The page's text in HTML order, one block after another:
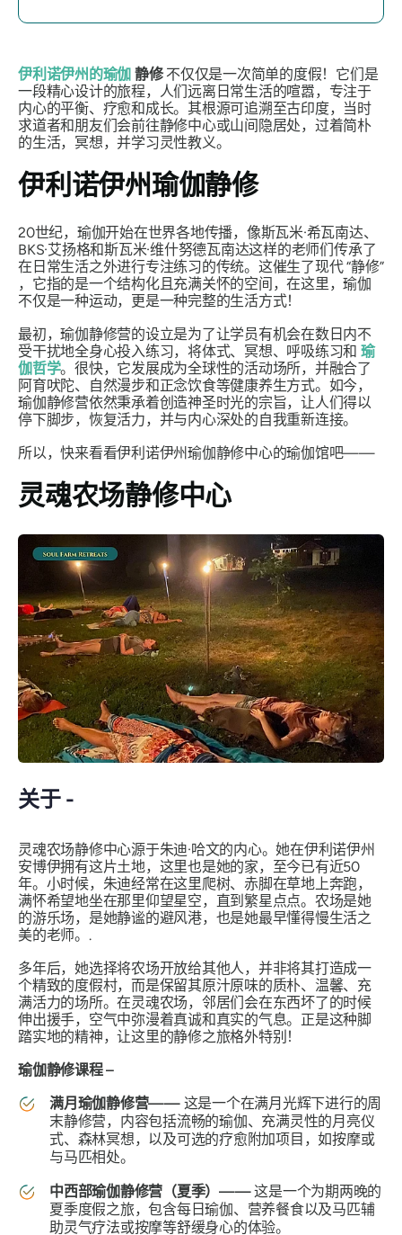
伊利诺伊州的瑜伽 静修不仅仅是一次简单的度假！它们是
一段精心设计的旅程，人们远离日常生活的喧嚣，专注于
内心的平衡、疗愈和成长。其根源可追溯至古印度，当时
求道者和朋友们会前往静修中心或山间隐居处，过着简朴
的生活，冥想，并学习灵性教义。
伊利诺伊州瑜伽静修
20世纪，瑜伽开始在世界各地传播，像斯瓦米·希瓦南达、
BKS·艾扬格和斯瓦米·维什努德瓦南达这样的老师们传承了
在日常生活之外进行专注练习的传统。这催生了现代“静修”
，它指的是一个结构化且充满关怀的空间，在这里，瑜伽
不仅是一种运动，更是一种完整的生活方式！
最初，瑜伽静修营的设立是为了让学员有机会在数日内不
受干扰地全身心投入练习，将体式、冥想、呼吸练习和瑜
伽哲学。很快，它发展成为全球性的活动场所，并融合了
阿育吠陀、自然漫步和正念饮食等健康养生方式。如今，
瑜伽静修营依然秉承着创造神圣时光的宗旨，让人们得以
停下脚步，恢复活力，并与内心深处的自我重新连接。
所以，快来看看伊利诺伊州瑜伽静修中心的瑜伽馆吧——
灵魂农场静修中心
关于 -
灵魂农场静修中心源于朱迪·哈文的内心。她在伊利诺伊州
安博伊拥有这片土地，这里也是她的家，至今已有近50
年。小时候，朱迪经常在这里爬树、赤脚在草地上奔跑，
满怀希望地坐在那里仰望星空，直到繁星点点。农场是她
的游乐场，是她静谧的避风港，也是她最早懂得慢生活之
美的老师。.
多年后，她选择将农场开放给其他人，并非将其打造成一
个精致的度假村，而是保留其原汁原味的质朴、温馨、充
满活力的场所。在灵魂农场，邻居们会在东西坏了的时候
伸出援手，空气中弥漫着真诚和真实的气息。正是这种脚
踏实地的精神，让这里的静修之旅格外特别！
瑜伽静修课程 –
满月瑜伽静修营—— 这是一个在满月光辉下进行的周
末静修营，内容包括流畅的瑜伽、充满灵性的月亮仪
式、森林冥想，以及可选的疗愈附加项目，如按摩或
与马匹相处。
中西部瑜伽静修营（夏季）——这是一个为期两晚的
夏季度假之旅，包含每日瑜伽、营养餐食以及马匹辅
助灵气疗法或按摩等舒缓身心的体验。